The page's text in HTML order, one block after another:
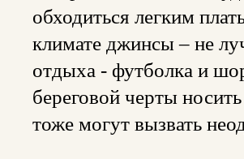
обходиться легким
климате джинсы – не
отдыха - футболка и
береговой черты
тоже могут вызвать